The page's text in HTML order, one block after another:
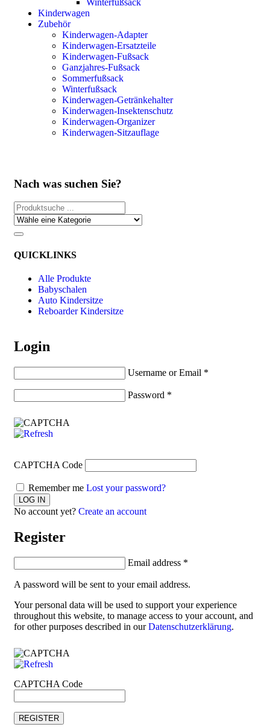
Kinderwagen
Zubehör
Kinderwagen-Adapter
Kinderwagen-Ersatzteile
Kinderwagen-Fußsack
Ganzjahres-Fußsack
Sommerfußsack
Winterfußsack
Kinderwagen-Getränkehalter
Kinderwagen-Insektenschutz
Kinderwagen-Organizer
Kinderwagen-Sitzauflage
Nach was suchen Sie?
QUICKLINKS
Alle Produkte
Babyschalen
Auto Kindersitze
Reboarder Kindersitze
Login
Username or Email *
Password *
CAPTCHA Code
Remember me Lost your password?
No account yet? Create an account
Register
Email address *
A password will be sent to your email address.
Your personal data will be used to support your experience
throughout this website, to manage access to your account, and
for other purposes described in ourDatenschutzerklärung.
CAPTCHA Code
REGISTER